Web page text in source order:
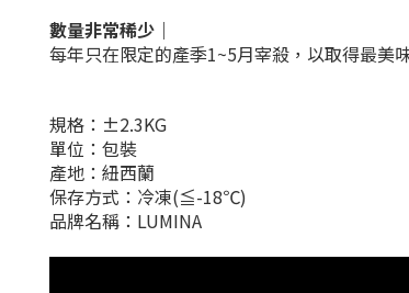
數量非常稀少｜
每年只在限定的產季1~5月宰殺，以取得最美
規格：±2.3KG
單位：包裝
產地：紐西蘭
保存方式：冷凍(≦-18℃)
品牌名稱：LUMINA